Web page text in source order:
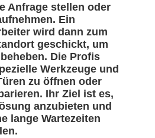
Anfrage stellen oder
Ein
wird dann zum
geschickt, um
Die Profis
Werkzeuge und
zu öffnen oder
Ihr Ziel ist es,
anzubieten und
lange Wartezeiten